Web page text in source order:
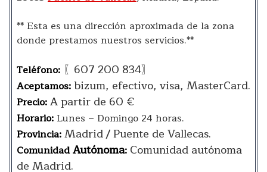
** Esta es una dirección aproximada de la zona
donde prestamos nuestros servicios.**
Teléfono: 〖607 200 834〗
Aceptamos:bizum, efectivo, visa, MasterCard.
Precio:A partir de 60 €
Horario: Lunes – Domingo 24 horas.
Provincia:Madrid / Puente de Vallecas.
ComunidadAutónoma: Comunidad autónoma
de Madrid.